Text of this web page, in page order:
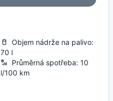
Objem nádrže na palivo:
70 l
Průměrná spotřeba: 10
l/100 km